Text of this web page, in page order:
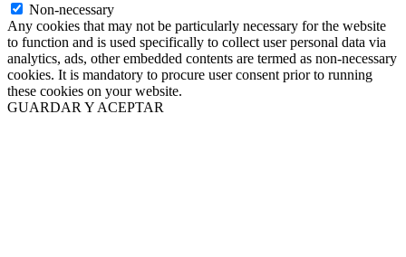
Non-necessary
Any cookies that may not be particularly necessary for the website
to function and is used specifically to collect user personal data via
analytics, ads, other embedded contents are termed as non-necessary
cookies. It is mandatory to procure user consent prior to running
these cookies on your website.
GUARDAR Y ACEPTAR